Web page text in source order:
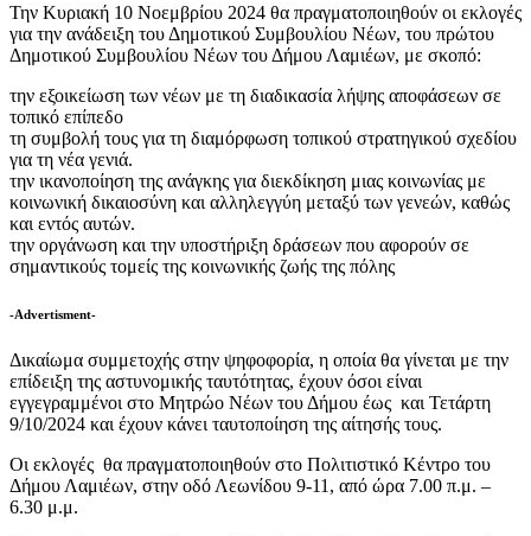
Την Κυριακή 10 Νοεμβρίου 2024 θα πραγματοποιηθούν οι εκλογές
για την ανάδειξη του Δημοτικού Συμβουλίου Νέων, του πρώτου
Δημοτικού Συμβουλίου Νέων του Δήμου Λαμιέων, με σκοπό:
την εξοικείωση των νέων με τη διαδικασία λήψης αποφάσεων σε
τοπικό επίπεδο
τη συμβολή τους για τη διαμόρφωση τοπικού στρατηγικού σχεδίου
για τη νέα γενιά.
την ικανοποίηση της ανάγκης για διεκδίκηση μιας κοινωνίας με
κοινωνική δικαιοσύνη και αλληλεγγύη μεταξύ των γενεών, καθώς
και εντός αυτών.
την οργάνωση και την υποστήριξη δράσεων που αφορούν σε
σημαντικούς τομείς της κοινωνικής ζωής της πόλης
-Advertisment-
Δικαίωμα συμμετοχής στην ψηφοφορία, η οποία θα γίνεται με την
επίδειξη της αστυνομικής ταυτότητας, έχουν όσοι είναι
εγγεγραμμένοι στο Μητρώο Νέων του Δήμου έως και Τετάρτη
9/10/2024 και έχουν κάνει ταυτοποίηση της αίτησής τους.
Οι εκλογές θα πραγματοποιηθούν στο Πολιτιστικό Κέντρο του
Δήμου Λαμιέων, στην οδό Λεωνίδου 9-11, από ώρα 7.00 π.μ. –
6.30 μ.μ.